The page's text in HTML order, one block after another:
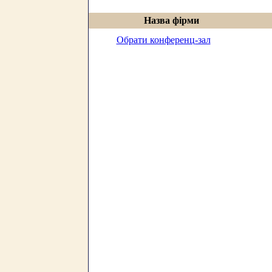
Назва фірми
Обрати конференц-зал